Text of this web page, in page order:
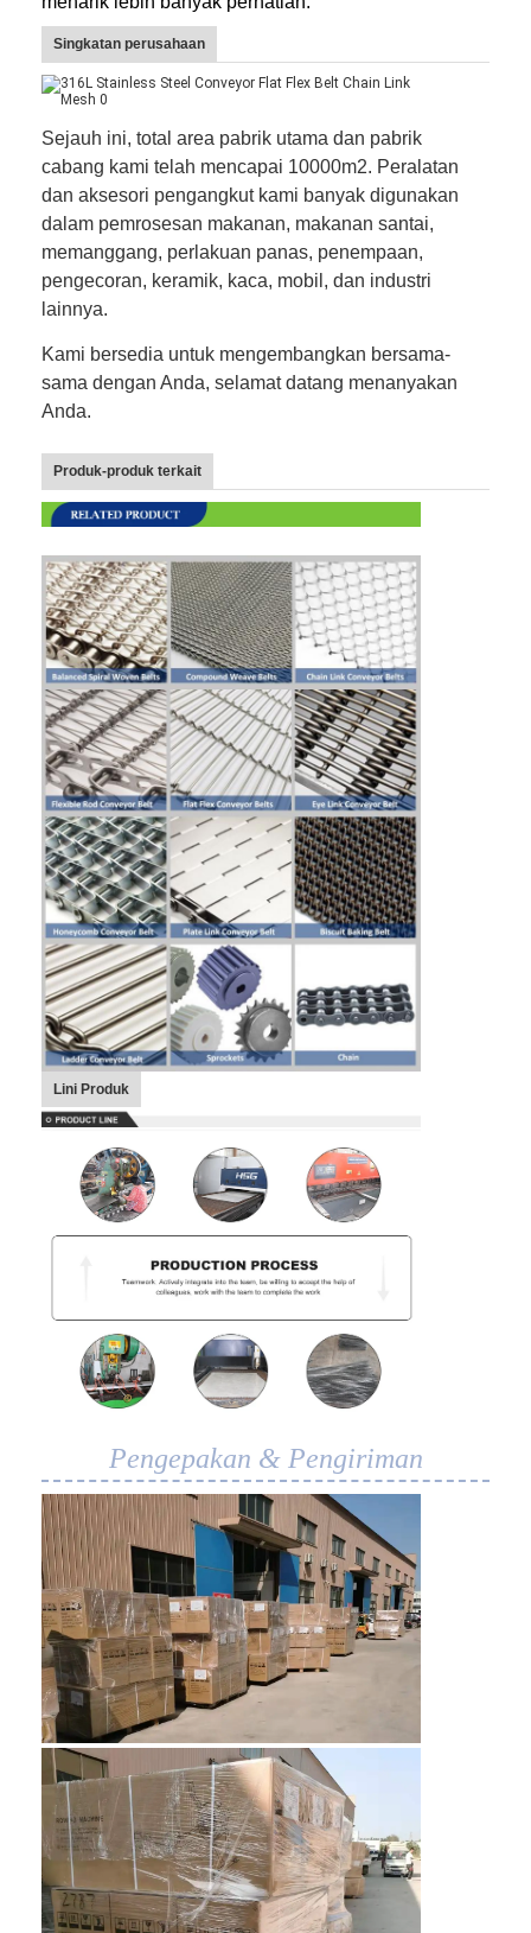
Wisata pabrik
Kontrol kualitas
Hubungi kami
Berita
Semua Kasus
Jaring Kawat Spiral
Sabuk Jala Makanan
Pelat Rantai Konveyor
Sabuk Jala Fotovoltaik Surya
Sabuk Jaring Rantai
Sabuk Pembeku Spiral
Sabuk Konveyor Oven
Singkatan perusahaan
Sejauh ini, total area pabrik utama dan pabrik
cabang kami telah mencapai 10000m2. Peralatan
dan aksesori pengangkut kami banyak digunakan
dalam pemrosesan makanan, makanan santai,
memanggang, perlakuan panas, penempaan,
pengecoran, keramik, kaca, mobil, dan industri
lainnya.
Kami bersedia untuk mengembangkan bersama-
sama dengan Anda, selamat datang menanyakan
Anda.
Produk-produk terkait
Lini Produk
Pengepakan & Pengiriman